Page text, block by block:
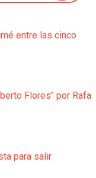
entre las cinco
Flores" por Rafa
para salir